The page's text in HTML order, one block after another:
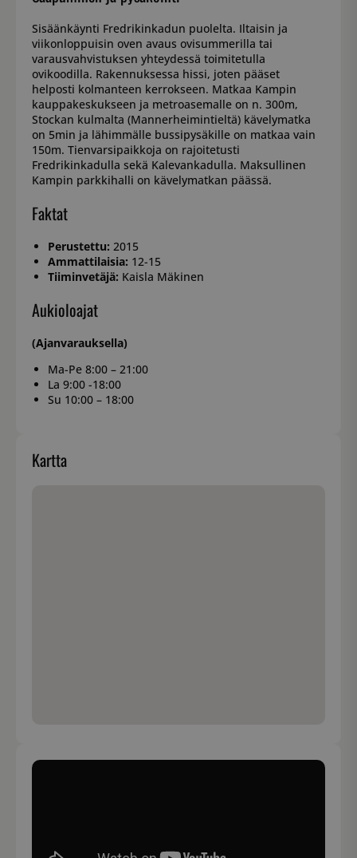
Sisäänkäynti Fredrikinkadun puolelta. Iltaisin ja
viikonloppuisin oven avaus ovisummerilla tai
varausvahvistuksen yhteydessä toimitetulla
ovikoodilla. Rakennuksessa hissi, joten pääset
helposti kolmanteen kerrokseen. Matkaa Kampin
kauppakeskukseen ja metroasemalle on n. 300m,
Stockan kulmalta (Mannerheimintieltä) kävelymatka
on 5min ja lähimmälle bussipysäkille on matkaa vain
150m. Tienvarsipaikkoja on rajoitetusti
Fredrikinkadulla sekä Kalevankadulla. Maksullinen
Kampin parkkihalli on kävelymatkan päässä.
Faktat
Perustettu: 2015
Ammattilaisia: 12-15
Tiiminvetäjä: Kaisla Mäkinen
Aukioloajat
(Ajanvarauksella)
Ma-Pe 8:00 – 21:00
La 9:00 -18:00
Su 10:00 – 18:00
Kartta